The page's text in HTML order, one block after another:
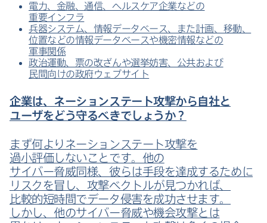
電力、​金融、​通信、​ヘルスケア企業などの​
重要インフラ
兵器システム、​情報データベース、​また​計画、​移動、​
位置などの​情報データベースや​機密情報などの​
軍事関係
政治運動、​票の​改ざんや​選挙妨害、​公共および​
民間向けの​政府ウェブサイト
企業は、​ネーションステート攻撃から​自社と​
ユーザを​どう​守る​べきでしょうか？
まず​何より​ネーションステート攻撃を​
過小評価しない​ことです。​他の​
サイバー脅威同様、​彼らは​手段を​達成する​ために​
リスクを​冒し、​攻撃ベクトルが​見つかれば、​
比較的短時間で​データ侵害を​成功させます。​
しかし、​他の​サイバー脅威や​機会攻撃とは​